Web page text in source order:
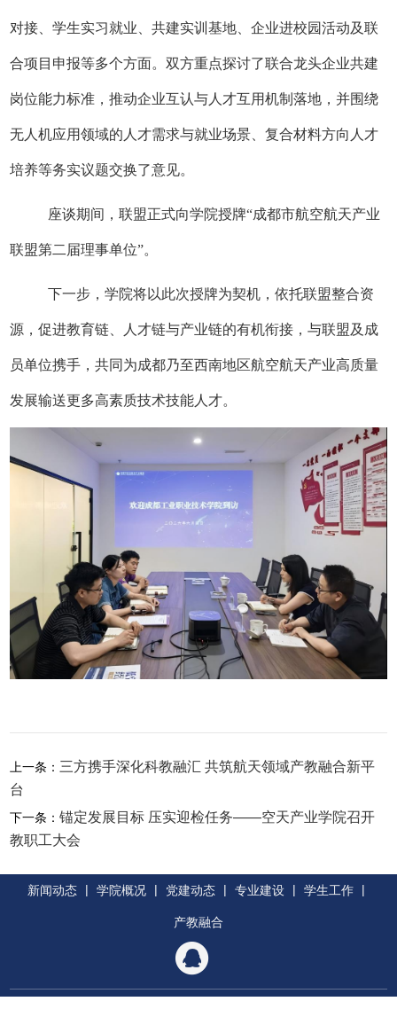
对接、学生实习就业、共建实训基地、企业进校园活动及联
合项目申报等多个方面。双方重点探讨了联合龙头企业共建
岗位能力标准，推动企业互认与人才互用机制落地，并围绕
无人机应用领域的人才需求与就业场景、复合材料方向人才
培养等务实议题交换了意见。
座谈期间，联盟正式向学院授牌“成都市航空航天产业
联盟第二届理事单位”。
下一步 ，学院将以此次授牌为契机 ，依托联盟整合资
源，促进教育链、人才链与产业链的有机衔接，与联盟及成
员单位携手，共同为成都乃至西南地区航空航天产业高质量
发展输送更多高素质技术技能人才。
上一条： 三方携手深化科教融汇 共筑航天领域产教融合新平
台
下一条：锚定发展目标 压实迎检任务——空天产业学院召开
教职工大会
新闻动态 | 学院概况 | 党建动态 | 专业建设 | 学生工作 |
产教融合